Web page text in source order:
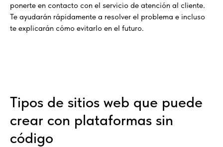
ponerte en contacto con el servicio de atención al cliente.
Te ayudarán rápidamente a resolver el problema e incluso
te explicarán cómo evitarlo en el futuro.
Tipos de sitios web que puede
crear con plataformas sin
código